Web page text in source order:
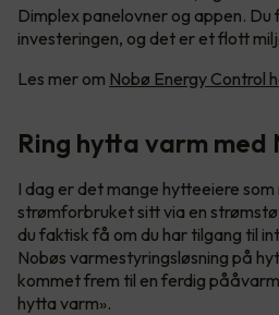
Dimplex panelovner og appen.
investeringen, og det er et flott
Les mer om Nobø Energy Control
Ring hytta varm med
I dag er det mange hytteeiere
strømforbruket sitt via en
du faktisk få om du har tilgang til
Nobøs varmestyringsløsning på
kommet frem til en ferdig
hytta varm».